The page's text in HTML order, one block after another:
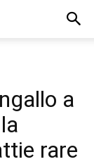
a
rare